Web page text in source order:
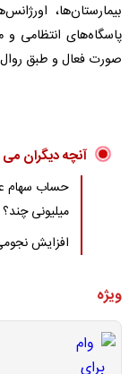
بیمارستان‌ها،
پاسگاه‌های انتظامی
صورت فعال و طبق روال
آنچه دیگران می
حساب سهام
میلیونی چند؟
افزایش
ویژه